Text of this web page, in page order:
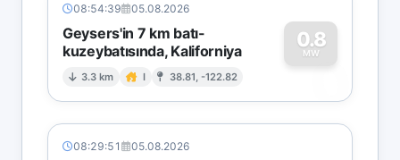
08:54:39 05.08.2026
Geysers'in 7 km batı-
kuzeybatısında, Kaliforniya
3.3 km I 38.81, -122.82
0.8
MW
0
08:29:51 05.08.2026